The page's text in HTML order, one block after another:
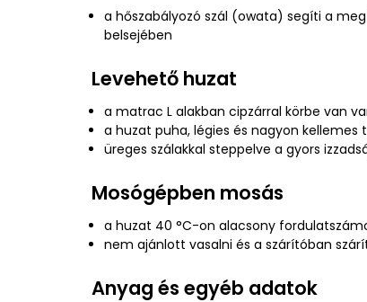
a hőszabályozó szál (owata) segíti a
belsejében
Levehető huzat
a matrac L alakban cipzárral körbe van
a huzat puha, légies és nagyon kellemes
üreges szálakkal steppelve a gyors
Mosógépben mosás
a huzat 40 °C-on alacsony
nem ajánlott vasalni és a szárítóban
Anyag és egyéb adatok